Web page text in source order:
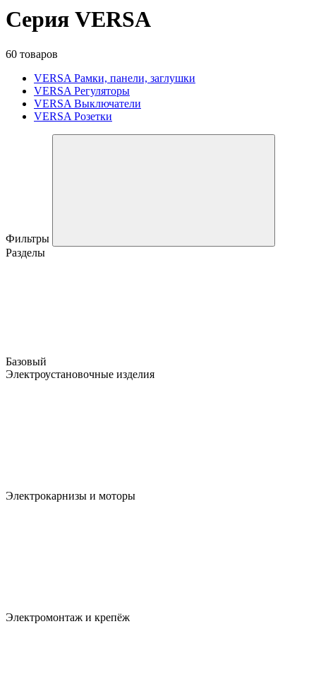
Серия VERSA
60 товаров
VERSA Рамки, панели, заглушки
VERSA Регуляторы
VERSA Выключатели
VERSA Розетки
Фильтры
Разделы
Базовый
Электроустановочные изделия
Электрокарнизы и моторы
Электромонтаж и крепёж